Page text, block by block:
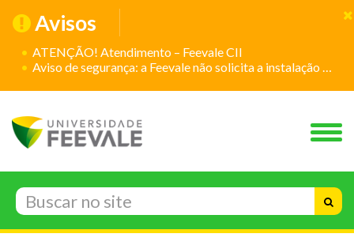
Avisos
ATENÇÃO! Atendimento – Feevale CII
Aviso de segurança: a Feevale não solicita a instalação de aplicativos